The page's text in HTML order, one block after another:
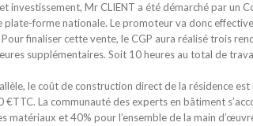
investissement, Mr CLIENT a été démarché par un
plate-forme nationale. Le promoteur va donc
Pour finaliser cette vente, le CGP aura réalisé trois
supplémentaires. Soit 10 heures au total de
le coût de construction direct de la résidence
€TTC. La communauté des experts en bâtiment
matériaux et 40% pour l’ensemble de la main